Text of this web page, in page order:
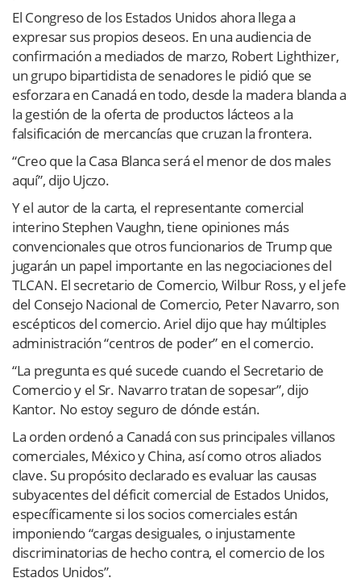
El Congreso de los Estados Unidos ahora llega a
expresar sus propios deseos. En una audiencia de
confirmación a mediados de marzo, Robert Lighthizer,
un grupo bipartidista de senadores le pidió que se
esforzara en Canadá en todo, desde la madera blanda a
la gestión de la oferta de productos lácteos a la
falsificación de mercancías que cruzan la frontera.
“Creo que la Casa Blanca será el menor de dos males
aquí”, dijo Ujczo.
Y el autor de la carta, el representante comercial
interino Stephen Vaughn, tiene opiniones más
convencionales que otros funcionarios de Trump que
jugarán un papel importante en las negociaciones del
TLCAN. El secretario de Comercio, Wilbur Ross, y el jefe
del Consejo Nacional de Comercio, Peter Navarro, son
escépticos del comercio. Ariel dijo que hay múltiples
administración “centros de poder” en el comercio.
“La pregunta es qué sucede cuando el Secretario de
Comercio y el Sr. Navarro tratan de sopesar”, dijo
Kantor. No estoy seguro de dónde están.
La orden ordenó a Canadá con sus principales villanos
comerciales, México y China, así como otros aliados
clave. Su propósito declarado es evaluar las causas
subyacentes del déficit comercial de Estados Unidos,
específicamente si los socios comerciales están
imponiendo “cargas desiguales, o injustamente
discriminatorias de hecho contra, el comercio de los
Estados Unidos”.